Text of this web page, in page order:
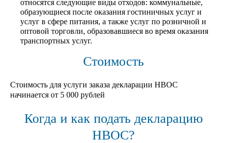
относятся следующие виды отходов: коммунальные,
образующиеся после оказания гостиничных услуг и
услуг в сфере питания, а также услуг по розничной и
оптовой торговли, образовавшиеся во время оказания
транспортных услуг.
Стоимость
Стоимость для услуги заказа декларации НВОС
начинается от 5 000 рублей
Когда и как подать декларацию
НВОС?